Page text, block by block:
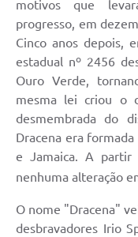
motivos que
progresso, em
Cinco anos depois,
estadual nº 2456
Ouro Verde,
mesma lei criou o
desmembrada do
Dracena era
e Jamaica. A
nenhuma alteração
O nome "Dracena"
desbravadores Irio